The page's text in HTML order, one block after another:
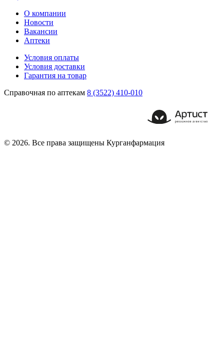
О компании
Новости
Вакансии
Аптеки
Условия оплаты
Условия доставки
Гарантия на товар
Справочная по аптекам 8 (3522) 410-010
© 2026. Все права защищены Курганфармация